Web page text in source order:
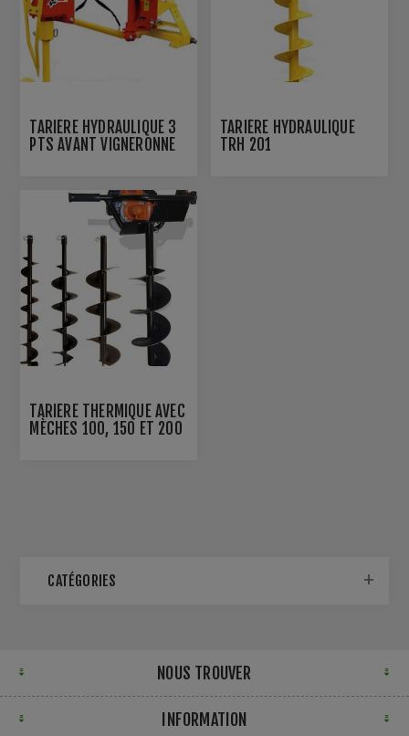
TARIÈRE HYDRAULIQUE 3
PTS AVANT VIGNERONNE
TARIÈRE HYDRAULIQUE
TRH 201
TARIÈRE THERMIQUE AVEC
MÈCHES 100, 150 ET 200
CATÉGORIES
NOUS TROUVER
INFORMATION